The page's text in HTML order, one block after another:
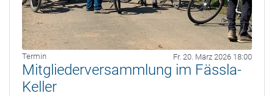
Termin Fr. 20. März 2026 18:00
Mitgliederversammlung im Fässla-
Keller